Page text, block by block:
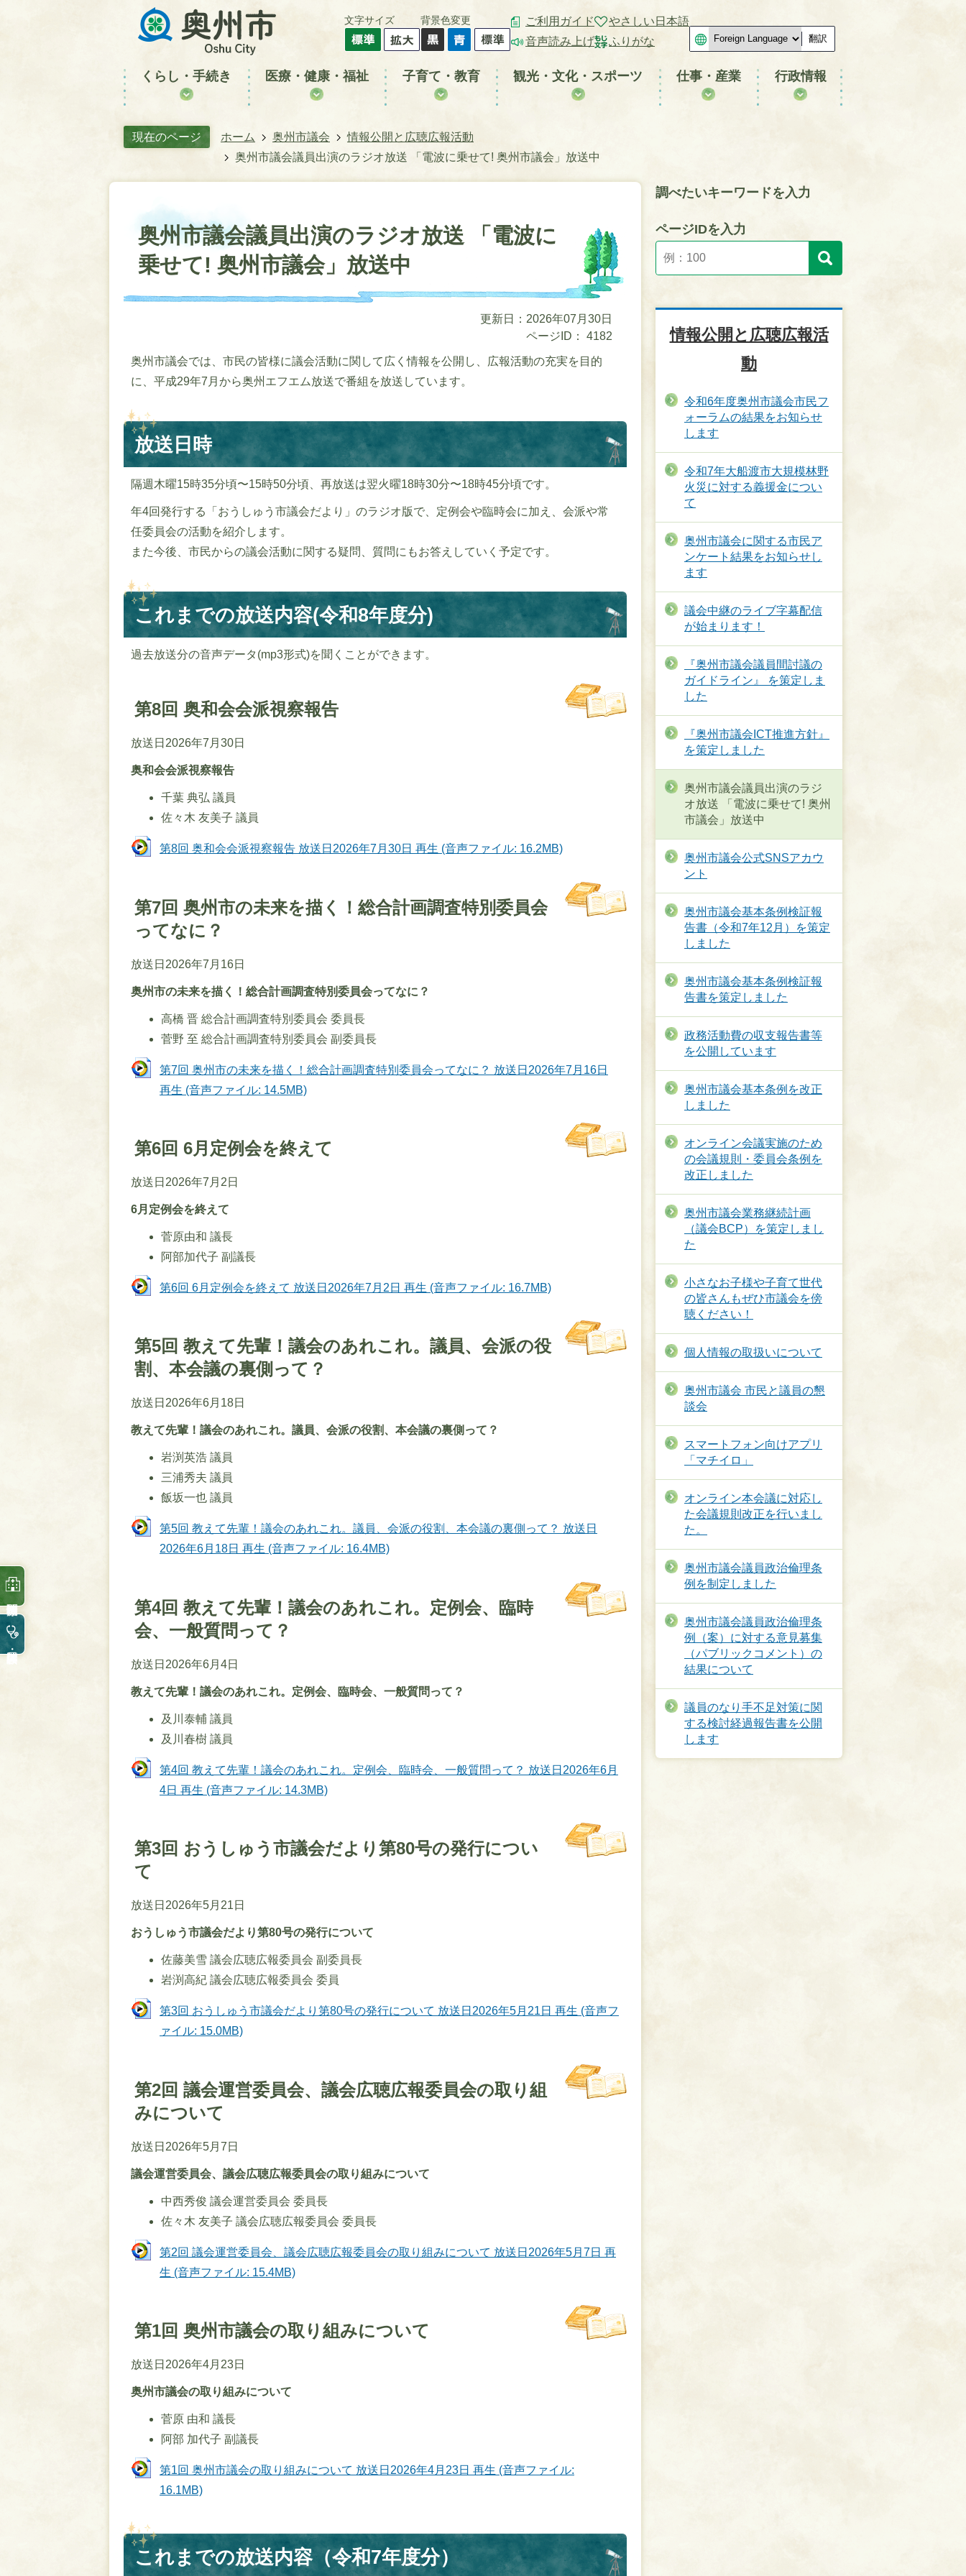
文字サイズ 背景色変更
ご利用ガイド
音声読み上げ
やさしい日本語
ふりがな
翻訳
くらし・手続き 医療・健康・福祉 子育て・教育 観光・文化・スポーツ 仕事・産業 行政情報
現在のページ ホーム 奥州市議会
情報公開と広聴広報活動
奥州市議会議員出演のラジオ放送 「電波に乗せて! 奥州市議会」放送中
奥州市議会議員出演のラジオ放送 「電波に
乗せて! 奥州市議会」放送中
更新日：2026年07月30日
ページID：
4182
奥州市議会では、市民の皆様に議会活動に関して広く情報を公開し、広報活動の充実を目的
に、平成29年7月から奥州エフエム放送で番組を放送しています。
放送日時
隔週木曜15時35分頃〜15時50分頃、再放送は翌火曜18時30分〜18時45分頃です。
年4回発行する「おうしゅう市議会だより」のラジオ版で、定例会や臨時会に加え、会派や常
任委員会の活動を紹介します。
また今後、市民からの議会活動に関する疑問、質問にもお答えしていく予定です。
これまでの放送内容(令和8年度分)
過去放送分の音声データ(mp3形式)を聞くことができます。
第8回 奥和会会派視察報告
放送日2026年7月30日
奥和会会派視察報告
千葉 典弘 議員
佐々木 友美子 議員
第8回 奥和会会派視察報告 放送日2026年7月30日 再生 (音声ファイル: 16.2MB)
第7回 奥州市の未来を描く！総合計画調査特別委員会
ってなに？
放送日2026年7月16日
奥州市の未来を描く！総合計画調査特別委員会ってなに？
高橋 晋 総合計画調査特別委員会 委員長
菅野 至 総合計画調査特別委員会 副委員長
第7回 奥州市の未来を描く！総合計画調査特別委員会ってなに？ 放送日2026年7月16日
再生 (音声ファイル: 14.5MB)
第6回 6月定例会を終えて
放送日2026年7月2日
6月定例会を終えて
菅原由和 議長
阿部加代子 副議長
第6回 6月定例会を終えて 放送日2026年7月2日 再生 (音声ファイル: 16.7MB)
第5回 教えて先輩！議会のあれこれ。議員、会派の役
割、本会議の裏側って？
放送日2026年6月18日
教えて先輩！議会のあれこれ。議員、会派の役割、本会議の裏側って？
岩渕英浩 議員
三浦秀夫 議員
飯坂一也 議員
第5回 教えて先輩！議会のあれこれ。議員、会派の役割、本会議の裏側って？ 放送日
2026年6月18日 再生 (音声ファイル: 16.4MB)
第4回 教えて先輩！議会のあれこれ。定例会、臨時
会、一般質問って？
放送日2026年6月4日
教えて先輩！議会のあれこれ。定例会、臨時会、一般質問って？
及川泰輔 議員
及川春樹 議員
第4回 教えて先輩！議会のあれこれ。定例会、臨時会、一般質問って？ 放送日2026年6月
4日 再生 (音声ファイル: 14.3MB)
第3回 おうしゅう市議会だより第80号の発行につい
て
放送日2026年5月21日
おうしゅう市議会だより第80号の発行について
佐藤美雪 議会広聴広報委員会 副委員長
岩渕高紀 議会広聴広報委員会 委員
第3回 おうしゅう市議会だより第80号の発行について 放送日2026年5月21日 再生 (音声フ
ァイル: 15.0MB)
第2回 議会運営委員会、議会広聴広報委員会の取り組
みについて
放送日2026年5月7日
議会運営委員会、議会広聴広報委員会の取り組みについて
中西秀俊 議会運営委員会 委員長
佐々木 友美子 議会広聴広報委員会 委員長
第2回 議会運営委員会、議会広聴広報委員会の取り組みについて 放送日2026年5月7日 再
生 (音声ファイル: 15.4MB)
第1回 奥州市議会の取り組みについて
放送日2026年4月23日
奥州市議会の取り組みについて
菅原 由和 議長
阿部 加代子 副議長
第1回 奥州市議会の取り組みについて 放送日2026年4月23日 再生 (音声ファイル:
16.1MB)
これまでの放送内容（令和7年度分）
調べたいキーワードを入力
ページIDを入力
情報公開と広聴広報活
動
令和6年度奥州市議会市民フ
ォーラムの結果をお知らせ
します
令和7年大船渡市大規模林野
火災に対する義援金につい
て
奥州市議会に関する市民ア
ンケート結果をお知らせし
ます
議会中継のライブ字幕配信
が始まります！
『奥州市議会議員間討議の
ガイドライン』 を策定しま
した
『奥州市議会ICT推進方針』
を策定しました
奥州市議会議員出演のラジ
オ放送 「電波に乗せて! 奥州
市議会」放送中
奥州市議会公式SNSアカウ
ント
奥州市議会基本条例検証報
告書（令和7年12月）を策定
しました
奥州市議会基本条例検証報
告書を策定しました
政務活動費の収支報告書等
を公開しています
奥州市議会基本条例を改正
しました
オンライン会議実施のため
の会議規則・委員会条例を
改正しました
奥州市議会業務継続計画
（議会BCP）を策定しまし
た
小さなお子様や子育て世代
の皆さんもぜひ市議会を傍
聴ください！
個人情報の取扱いについて
奥州市議会 市民と議員の懇
談会
スマートフォン向けアプリ
「マチイロ」
オンライン本会議に対応し
た会議規則改正を行いまし
た。
​奥州市議会議員政治倫理条
例を制定しました
奥州市議会議員政治倫理条
例（案）に対する意見募集
（パブリックコメント）の
結果について
議員のなり手不足対策に関
する検討経過報告書を公開
します